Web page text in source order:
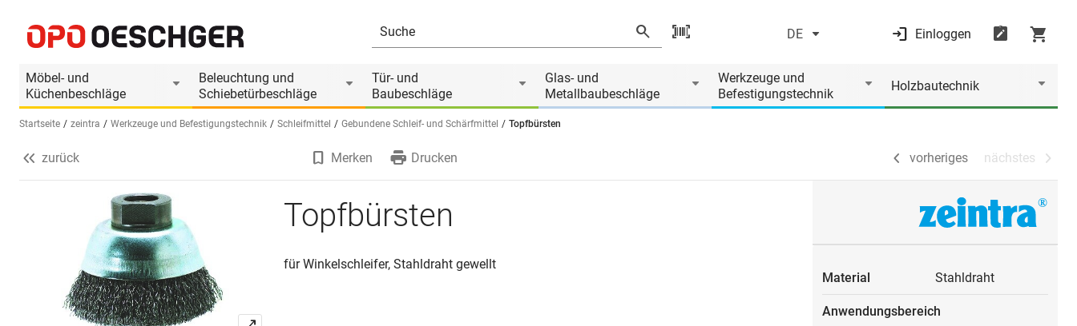
DE Einloggen
Möbel- und
Küchenbeschläge
Beleuchtung und
Schiebetürbeschläge
Tür- und
Baubeschläge
Glas- und
Metallbaubeschläge
Werkzeuge und
Befestigungstechnik
Holzbautechnik
Sprache wählen (DE)
Startseite zeintra Werkzeuge und Befestigungstechnik Schleifmittel Gebundene Schleif- und Schärfmittel Topfbürsten
Produktinformationen
Produkt ist Zubehör von vorheriges nächstes
zurück Merken Drucken vorheriges nächstes
Topfbürsten
für Winkelschleifer, Stahldraht gewellt
Material
Stahldraht
Anwendungsbereich